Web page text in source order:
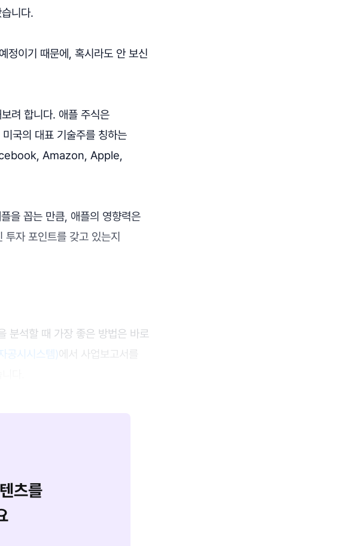
니다.
정이기 때문에, 혹시라도 안 보신
려 합니다. 애플 주식은
국의 대표 기술주를 칭하는
Amazon, Apple,
을 꼽는 만큼, 애플의 영향력은
자 포인트를 갖고 있는지
분석할 때 가장 좋은 방법은 바로
공시시스템)에서 사업보고서를
츠를